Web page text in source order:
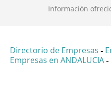
Información
Directorio de Empresas -
Empresas en ANDALUCIA -